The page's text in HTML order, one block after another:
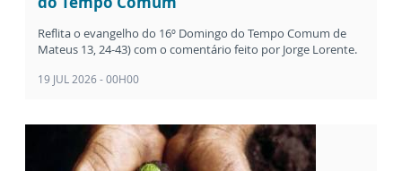
Reflita o evangelho do 16º Domingo do Tempo Comum de
Mateus 13, 24-43) com o comentário feito por Jorge Lorente.
19 JUL 2026 - 00H00